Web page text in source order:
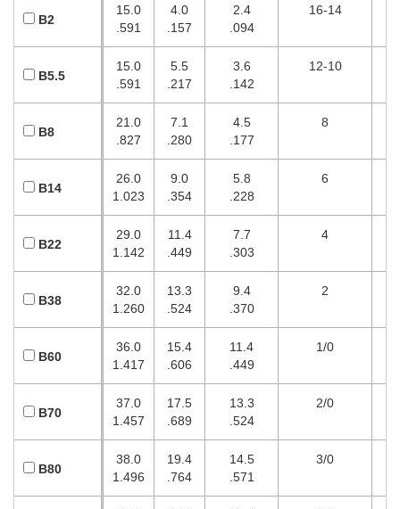
15.0
.591
4.0
.157
2.4
.094
16-14
15.0
.591
5.5
.217
3.6
.142
12-10
21.0
.827
7.1
.280
4.5
.177
8
26.0
1.023
9.0
.354
5.8
.228
6
29.0
1.142
11.4
.449
7.7
.303
4
32.0
1.260
13.3
.524
9.4
.370
2
36.0
1.417
15.4
.606
11.4
.449
1/0
37.0
1.457
17.5
.689
13.3
.524
2/0
38.0
1.496
19.4
.764
14.5
.571
3/0
B2
B5.5
B8
B14
B22
B38
B60
B70
B80